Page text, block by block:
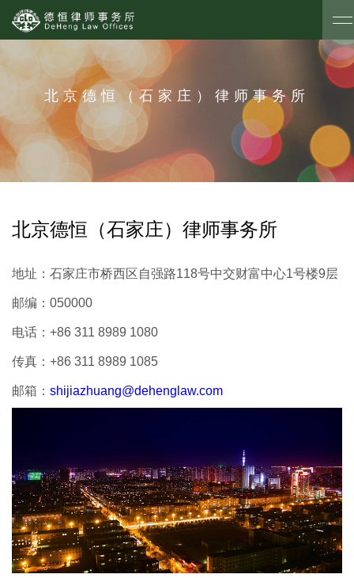
北京德恒（石家庄）律师事务所
北京德恒（石家庄）律师事务所
地址： 石家庄市桥西区自强路118号中交财富中心1号楼9层
邮编： 050000
电话： +86 311 8989 1080
传真： +86 311 8989 1085
邮箱： shijiazhuang@dehenglaw.com